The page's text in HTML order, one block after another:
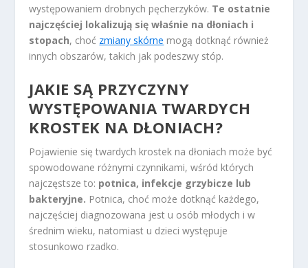
występowaniem drobnych pęcherzyków. Te ostatnie
najczęściej lokalizują się właśnie na dłoniach i
stopach, choć zmiany skórne mogą dotknąć również
innych obszarów, takich jak podeszwy stóp.
JAKIE SĄ PRZYCZYNY
WYSTĘPOWANIA TWARDYCH
KROSTEK NA DŁONIACH?
Pojawienie się twardych krostek na dłoniach może być
spowodowane różnymi czynnikami, wśród których
najczęstsze to: potnica, infekcje grzybicze lub
bakteryjne. Potnica, choć może dotknąć każdego,
najczęściej diagnozowana jest u osób młodych i w
średnim wieku, natomiast u dzieci występuje
stosunkowo rzadko.